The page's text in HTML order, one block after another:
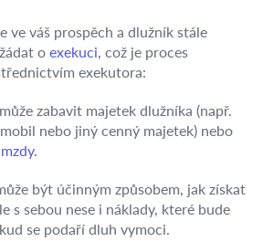
ve váš prospěch a dlužník stále
o exekuci , což je proces
exekutora:
zabavit majetek dlužníka (např.
nebo jiný cenný majetek) nebo
.
být účinným způsobem, jak získat
s sebou nese i náklady, které bude
se podaří dluh vymoci.